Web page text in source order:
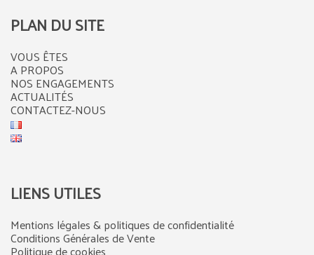
PLAN DU SITE
VOUS ÊTES
A PROPOS
NOS ENGAGEMENTS
ACTUALITÉS
CONTACTEZ-NOUS
LIENS UTILES
Mentions légales & politiques de confidentialité
Conditions Générales de Vente